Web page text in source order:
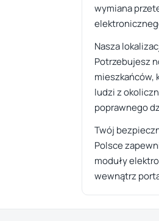
wymiana
Nasza
Potrzebujesz
mieszkańców,
ludzi z
poprawnego
Twój
Polsce
moduły
wewnątrz